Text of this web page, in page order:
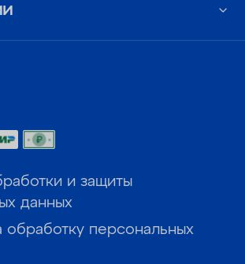
и защиты
данных
обработку персональных